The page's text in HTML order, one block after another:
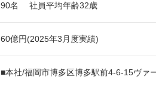
90名 社員平均年齢32歳
60億円(2025年3月度実績)
■本社/福岡市博多区博多駅前4-6-15ヴァ